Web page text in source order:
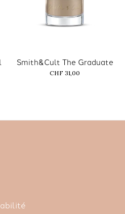
Smith&Cult The Graduate
CHF 31,00